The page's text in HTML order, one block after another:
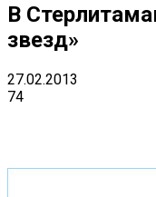
В
звезд»
27.02.2013
74